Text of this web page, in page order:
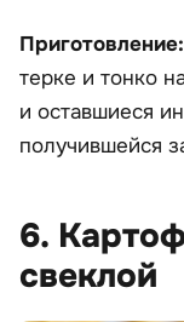
Приготовление:
терке и тонко
и оставшиеся
получившейся
6.
свеклой